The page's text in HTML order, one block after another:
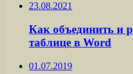
23.08.2021
Как объединить и
таблице в Word
01.07.2019